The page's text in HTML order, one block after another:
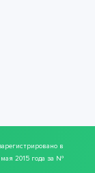
в
2015 года за №